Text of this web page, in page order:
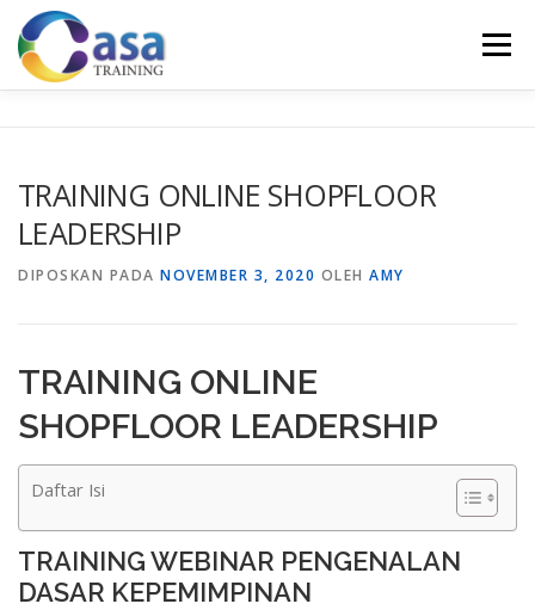
Lompat
konten
Menu
KONTAK KAMI
TRAINING ONLINE SHOPFLOOR
LEADERSHIP
DIPOSKAN PADA NOVEMBER 3, 2020 OLEH AMY
TRAINING ONLINE
SHOPFLOOR LEADERSHIP
Daftar Isi
TRAINING WEBINAR PENGENALAN
DASAR KEPEMIMPINAN